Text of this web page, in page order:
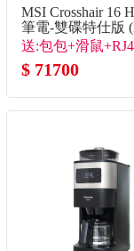
MSI Crosshair 16
筆電-雙碟特仕版
14650HX/16G/
8G/Win11)
送:包包+滑鼠
線+隨行杯
$ 71700